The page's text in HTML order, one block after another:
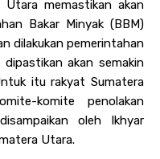
memastikan akan
Bakar Minyak (BBM)
dilakukan pemerintahan
akan semakin
itu rakyat Sumatera
komite penolakan
oleh Ikhyar
Utara.